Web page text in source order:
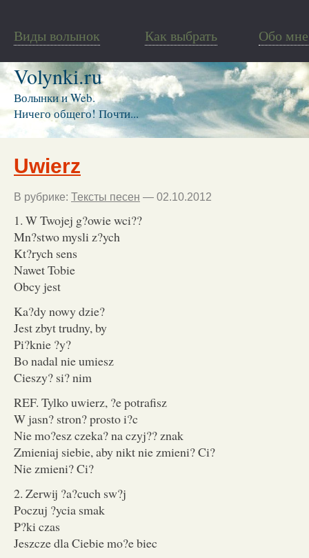
Виды волынок Как выбрать Обо мне
Volynki.ru
Волынки и Web.
Ничего общего! Почти...
Uwierz
В рубрике: Тексты песен — 02.10.2012
1. W Twojej g?owie wci??
Mn?stwo mysli z?ych
Kt?rych sens
Nawet Tobie
Obcy jest
Ka?dy nowy dzie?
Jest zbyt trudny, by
Pi?knie ?y?
Bo nadal nie umiesz
Cieszy? si? nim
REF. Tylko uwierz, ?e potrafisz
W jasn? stron? prosto i?c
Nie mo?esz czeka? na czyj?? znak
Zmieniaj siebie, aby nikt nie zmieni? Ci?
Nie zmieni? Ci?
2. Zerwij ?a?cuch sw?j
Poczuj ?ycia smak
P?ki czas
Jeszcze dla Ciebie mo?e biec